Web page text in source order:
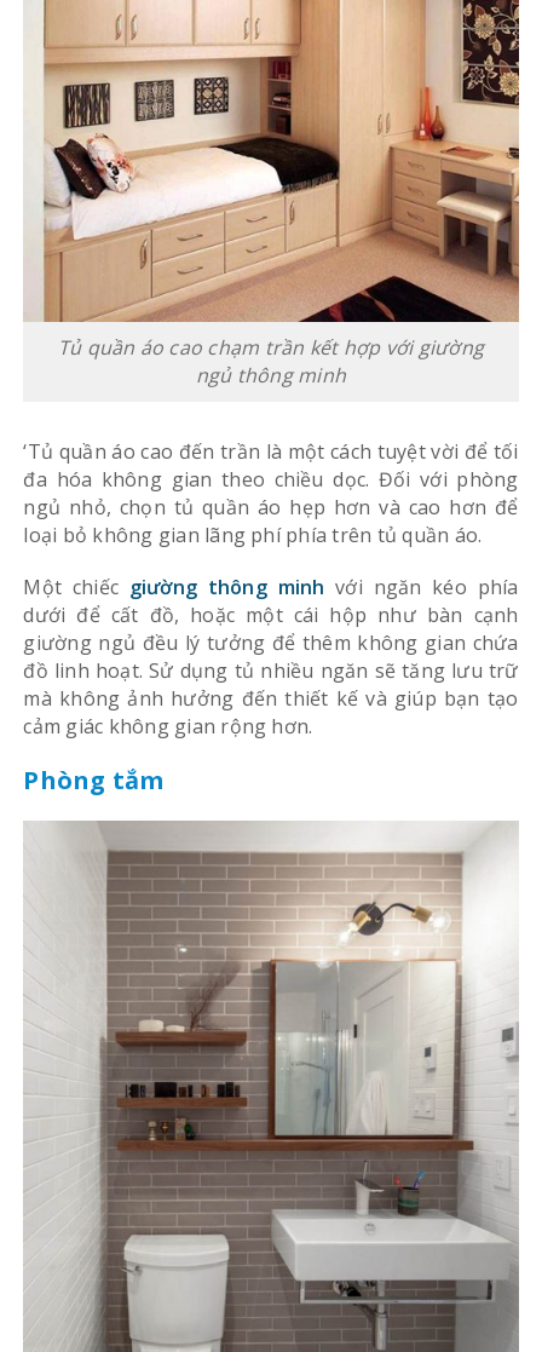
Tủ quần áo cao chạm trần kết hợp với giường
ngủ thông minh
‘Tủ quần áo cao đến trần là một cách tuyệt vời để tối
đa hóa không gian theo chiều dọc. Đối với phòng
ngủ nhỏ, chọn tủ quần áo hẹp hơn và cao hơn để
loại bỏ không gian lãng phí phía trên tủ quần áo.
Một chiếc giường thông minh với ngăn kéo phía
dưới để cất đồ, hoặc một cái hộp như bàn cạnh
giường ngủ đều lý tưởng để thêm không gian chứa
đồ linh hoạt. Sử dụng tủ nhiều ngăn sẽ tăng lưu trữ
mà không ảnh hưởng đến thiết kế và giúp bạn tạo
cảm giác không gian rộng hơn.
Phòng tắm